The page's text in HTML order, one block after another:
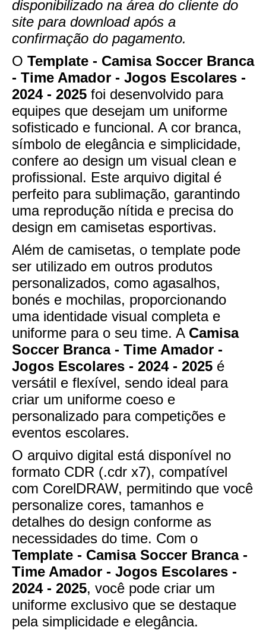
disponibilizado na área do cliente do
site para download após a
confirmação do pagamento.
O Template - Camisa Soccer Branca
- Time Amador - Jogos Escolares -
2024 - 2025 foi desenvolvido para
equipes que desejam um uniforme
sofisticado e funcional. A cor branca,
símbolo de elegância e simplicidade,
confere ao design um visual clean e
profissional. Este arquivo digital é
perfeito para sublimação, garantindo
uma reprodução nítida e precisa do
design em camisetas esportivas.
Além de camisetas, o template pode
ser utilizado em outros produtos
personalizados, como agasalhos,
bonés e mochilas, proporcionando
uma identidade visual completa e
uniforme para o seu time. A Camisa
Soccer Branca - Time Amador -
Jogos Escolares - 2024 - 2025 é
versátil e flexível, sendo ideal para
criar um uniforme coeso e
personalizado para competições e
eventos escolares.
O arquivo digital está disponível no
formato CDR (.cdr x7), compatível
com CorelDRAW, permitindo que você
personalize cores, tamanhos e
detalhes do design conforme as
necessidades do time. Com o
Template - Camisa Soccer Branca -
Time Amador - Jogos Escolares -
2024 - 2025, você pode criar um
uniforme exclusivo que se destaque
pela simplicidade e elegância.